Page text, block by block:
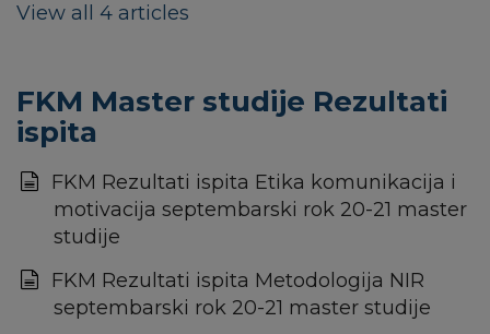
View all 4 articles
FKM Master studije Rezultati
ispita
FKM Rezultati ispita Etika komunikacija i
motivacija septembarski rok 20-21 master
studije
FKM Rezultati ispita Metodologija NIR
septembarski rok 20-21 master studije